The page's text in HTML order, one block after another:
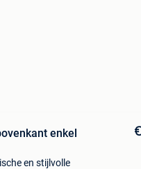
enkel
en stijlvolle